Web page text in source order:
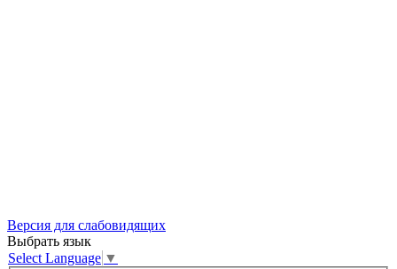
Версия для слабовидящих
Выбрать язык
Select Language ▼